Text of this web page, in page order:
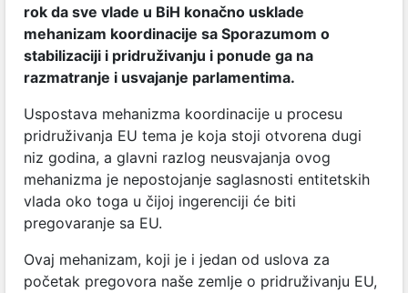
rok da sve vlade u BiH konačno usklade
mehanizam koordinacije sa Sporazumom o
stabilizaciji i pridruživanju i ponude ga na
razmatranje i usvajanje parlamentima.
Uspostava mehanizma koordinacije u procesu
pridruživanja EU tema je koja stoji otvorena dugi
niz godina, a glavni razlog neusvajanja ovog
mehanizma je nepostojanje saglasnosti entitetskih
vlada oko toga u čijoj ingerenciji će biti
pregovaranje sa EU.
Ovaj mehanizam, koji je i jedan od uslova za
početak pregovora naše zemlje o pridruživanju EU,